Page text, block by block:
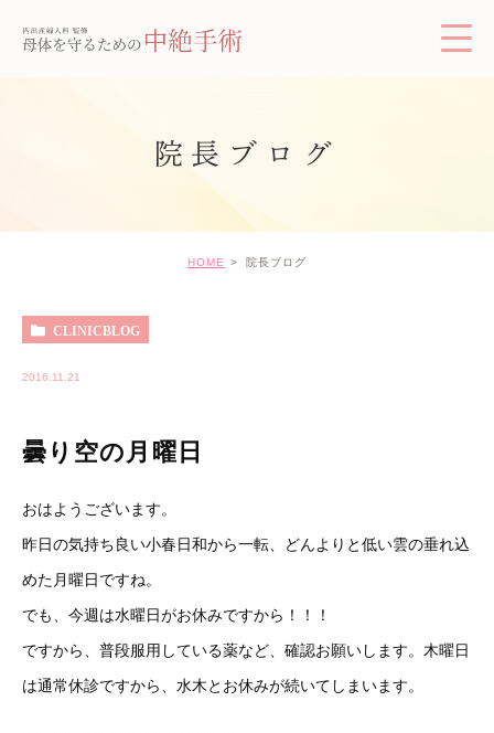
院長ブログ
HOME 院長ブログ
CLINICBLOG
2016.11.21
曇り空の月曜日
おはようございます。
昨日の気持ち良い小春日和から一転、どんよりと低い雲の垂れ込
めた月曜日ですね。
でも、今週は水曜日がお休みですから！！！
ですから、普段服用している薬など、確認お願いします。木曜日
は通常休診ですから、水木とお休みが続いてしまいます。